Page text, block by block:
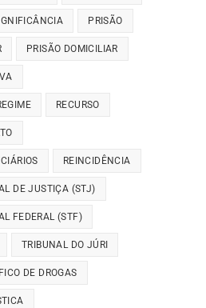
PRISÃO
PRISÃO DOMICILIAR
RECURSO
REINCIDÊNCIA
DE JUSTIÇA (STJ)
FEDERAL (STF)
TRIBUNAL DO JÚRI
DE DROGAS